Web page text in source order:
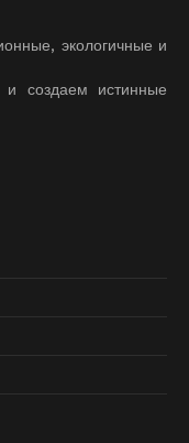
экологичные и
создаем истинные